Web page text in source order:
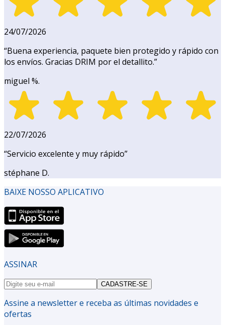
24/07/2026
“Buena experiencia, paquete bien protegido y rápido con
los envíos. Gracias DRIM por el detallito.”
miguel %.
22/07/2026
“Servicio excelente y muy rápido”
stéphane D.
BAIXE NOSSO APLICATIVO
ASSINAR
CADASTRE-SE
Assine a newsletter e receba as últimas novidades e
ofertas